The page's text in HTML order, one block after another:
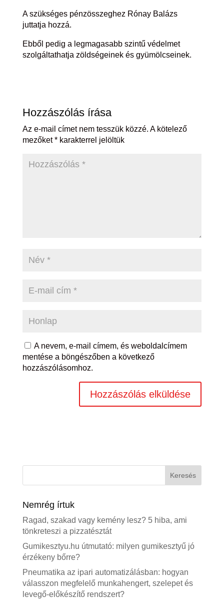
A szükséges pénzösszeghez Rónay Balázs
juttatja hozzá.
Ebből pedig a legmagasabb szintű védelmet
szolgáltathatja zöldségeinek és gyümölcseinek.
Hozzászólás írása
Az e-mail címet nem tesszük közzé. A kötelező
mezőket*karakterrel jelöltük
A nevem, e-mail címem, és weboldalcímem
mentése a böngészőben a következő
hozzászólásomhoz.
Nemrég írtuk
Ragad, szakad vagy kemény lesz? 5 hiba, ami
tönkreteszi a pizzatésztát
Gumikesztyu.hu útmutató: milyen gumikesztyű jó
érzékeny bőrre?
Pneumatika az ipari automatizálásban: hogyan
válasszon megfelelő munkahengert, szelepet és
levegő-előkészítő rendszert?